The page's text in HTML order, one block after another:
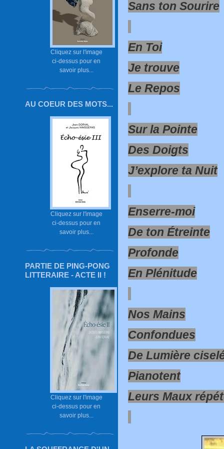
Cliquez sur l'image
ci-dessus pour en
savoir plus...
AU COEUR DES MOTS...
Cliquez sur l'image
ci-dessus pour en
savoir plus...
PARTIE DE PING-PONG
LITTERAIRE - ACTE II !
Cliquez sur l'image
ci-dessus pour en
savoir plus...
Sans ton Sourire
En Toi
Je trouve
Le Repos
Sur la Pointe
Des Doigts
J’explore ta Nuit
Enserre-moi
De ton Étreinte
Profonde
En Plénitude
Nos Mains
Confondues
De Lumière
Pianotent
Leurs Maux